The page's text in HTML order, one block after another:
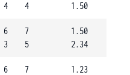
4
4
1.50
6
3
7
5
1.50
2.34
6
7
1.23